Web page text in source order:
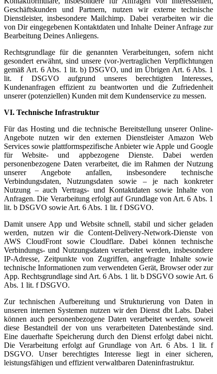
Geschäftskunden und Partnern, nutzen wir externe technische
Dienstleister, insbesondere Mailchimp. Dabei verarbeiten wir die
von Dir eingegebenen Kontaktdaten und Inhalte Deiner Anfrage zur
Bearbeitung Deines Anliegens.
Rechtsgrundlage für die genannten Verarbeitungen, sofern nicht
gesondert erwähnt, sind unsere (vor-)vertraglichen Verpflichtungen
gemäß Art. 6 Abs. 1 lit. b) DSGVO, und im Übrigen Art. 6 Abs. 1
lit. f DSGVO aufgrund unseres berechtigten Interesses,
Kundenanfragen effizient zu beantworten und die Zufriedenheit
unserer (potenziellen) Kunden mit dem Kundenservice zu messen.
VI. Technische Infrastruktur
Für das Hosting und die technische Bereitstellung unserer Online-
Angebote nutzen wir den externen Dienstleister Amazon Web
Services sowie plattformspezifische Anbieter wie Apple und Google
für Website- und appbezogene Dienste. Dabei werden
personenbezogene Daten verarbeitet, die im Rahmen der Nutzung
unserer Angebote anfallen, insbesondere technische
Verbindungsdaten, Nutzungsdaten sowie – je nach konkreter
Nutzung – auch Vertrags- und Kontaktdaten sowie Inhalte von
Anfragen. Die Verarbeitung erfolgt auf Grundlage von Art. 6 Abs. 1
lit. b DSGVO sowie Art. 6 Abs. 1 lit. f DSGVO.
Damit unsere App und Website schnell, stabil und sicher geladen
werden, nutzen wir die Content-Delivery-Network-Dienste von
AWS CloudFront sowie Cloudflare. Dabei können technische
Verbindungs- und Nutzungsdaten verarbeitet werden, insbesondere
IP-Adresse, Zeitpunkte von Zugriffen, angefragte Inhalte sowie
technische Informationen zum verwendeten Gerät, Browser oder zur
App. Rechtsgrundlage sind Art. 6 Abs. 1 lit. b DSGVO sowie Art. 6
Abs. 1 lit. f DSGVO.
Zur technischen Aufbereitung und Strukturierung von Daten in
unseren internen Systemen nutzen wir den Dienst dbt Labs. Dabei
können auch personenbezogene Daten verarbeitet werden, soweit
diese Bestandteil der von uns verarbeiteten Datenbestände sind.
Eine dauerhafte Speicherung durch den Dienst erfolgt dabei nicht.
Die Verarbeitung erfolgt auf Grundlage von Art. 6 Abs. 1 lit. f
DSGVO. Unser berechtigtes Interesse liegt in einer sicheren,
leistungsfähigen und effizient verwaltbaren Dateninfrastruktur.